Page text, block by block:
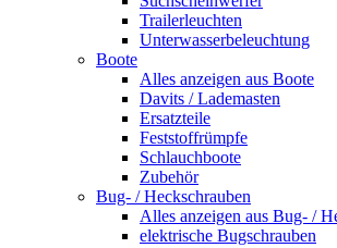
Trailerleuchten
Unterwasserbeleuchtung
Boote
Alles anzeigen aus Boote
Davits / Lademasten
Ersatzteile
Feststoffrümpfe
Schlauchboote
Zubehör
Bug- / Heckschrauben
Alles anzeigen aus Bug- /
elektrische Bugschrauben